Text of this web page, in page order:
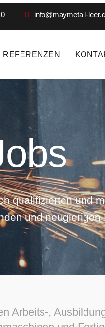
info@maymetall-
REFERENZEN
qualifizierten und
und neugierigen
Arbeits-,